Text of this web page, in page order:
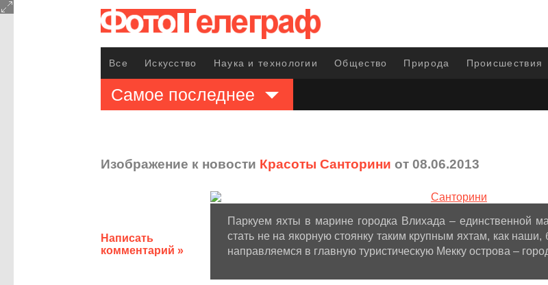
Все Искусство Наука и технологии Общество Природа Происшествия
Самое последнее
Изображение к новости Красоты Санторини от 08.06.2013
Написать
комментарий »
Паркуем яхты в марине городка Влихада – единственной
стать не на якорную стоянку таким крупным яхтам, как
направляемся в главную туристическую Мекку острова –